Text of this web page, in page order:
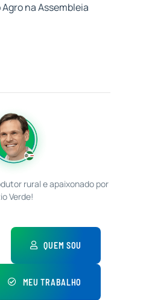
na Assembleia
rural e apaixonado por
Verde!
QUEM SOU
MEU TRABALHO